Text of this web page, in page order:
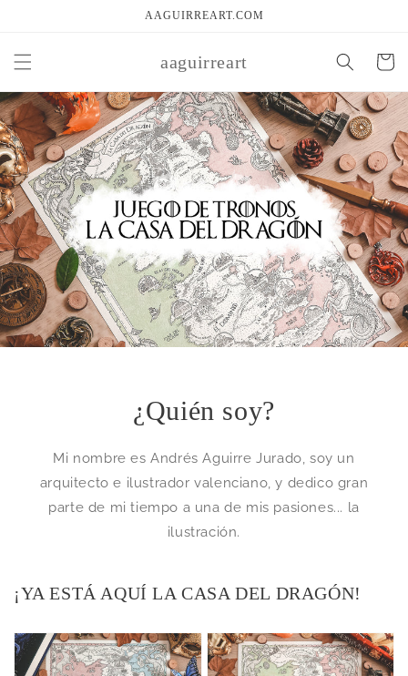
AAGUIRREART.COM
aaguirreart Carrito
¿Quién soy?
Mi nombre es Andrés Aguirre Jurado, soy un
arquitecto e ilustrador valenciano, y dedico gran
parte de mi tiempo a una de mis pasiones... la
ilustración.
¡YA ESTÁ AQUÍ LA CASA DEL DRAGÓN!